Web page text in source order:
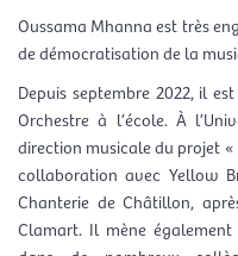
Oussama Mhanna est très
de démocratisation de la
Depuis septembre 2022, il
Orchestre à l’école. À
direction musicale du projet «
collaboration avec Yellow
Chanterie de Châtillon,
Clamart. Il mène également